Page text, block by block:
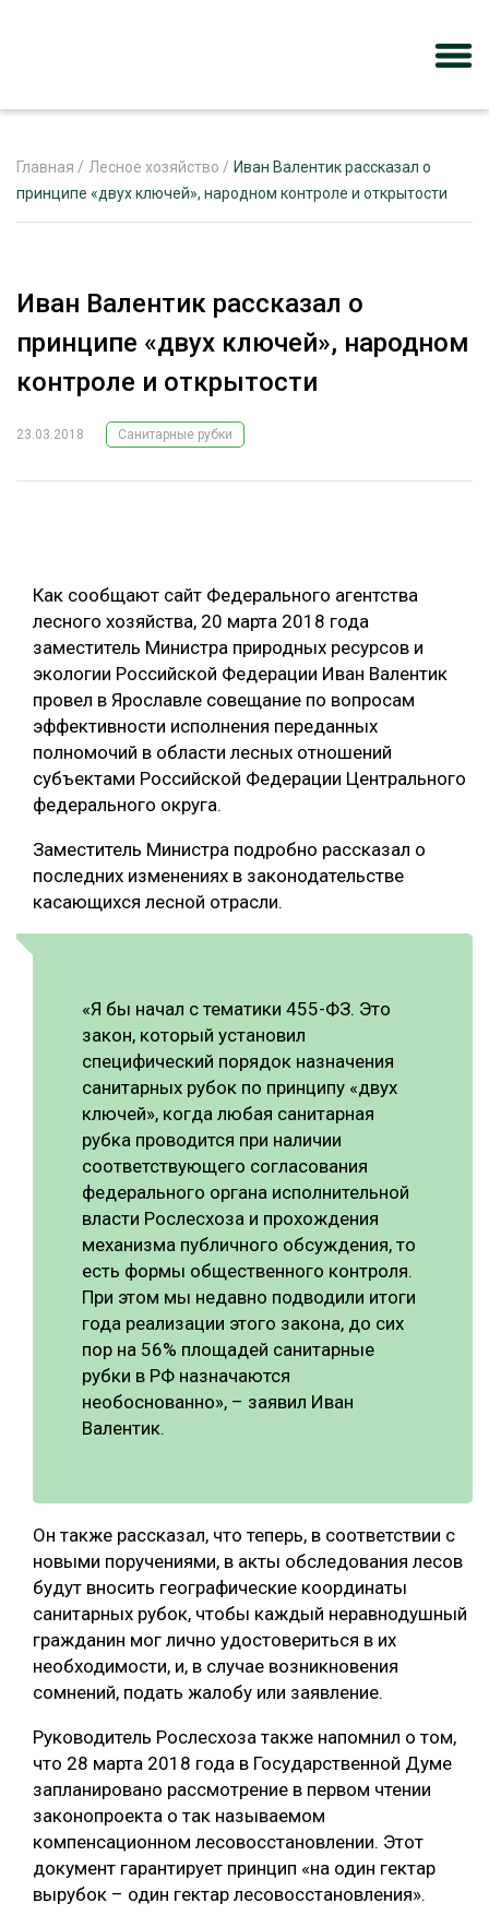
РЕКЛАМОДАТЕЛЯМ
ЛЕСНОЕ ХОЗЯЙСТВО
ЛЕСОЗАГОТОВКА
БИОЭНЕРГЕТИКА
ЛЕСОВОССТАНОВЛЕНИЕ И ЗАЩИТА
ЛОГИСТИКА
ПРОИЗВОДСТВО ДРЕВЕСНЫХ ПЛИТ
ЦБП
КОМПЛЕКСНАЯ ПЕРЕРАБОТКА
ЛЕСОПИЛЕНИЕ
ДЕРЕВЯННОЕ ДОМОСТРОЕНИЕ
БЕЗОПАСНОЕ ПРОИЗВОДСТВО
СУШКА ДРЕВЕСИНЫ
МЕБЕЛЬНОЕ ПРОИЗВОДСТВО
ТЕМАТИЧЕСКИЕ ПРОЕКТЫ
ПОДБОРКИ СТАТЕЙ
ЭКСПЕРТНОЕ МНЕНИЕ
Главная / Лесное хозяйство / Иван Валентик рассказал о
принципе «двух ключей», народном контроле и открытости
Иван Валентик рассказал о
принципе «двух ключей», народном
контроле и открытости
23.03.2018 Санитарные рубки
Как сообщают сайт Федерального агентства
лесного хозяйства, 20 марта 2018 года
заместитель Министра природных ресурсов и
экологии Российской Федерации Иван Валентик
провел в Ярославле совещание по вопросам
эффективности исполнения переданных
полномочий в области лесных отношений
субъектами Российской Федерации Центрального
федерального округа.
Заместитель Министра подробно рассказал о
последних изменениях в законодательстве
касающихся лесной отрасли.
«Я бы начал с тематики 455-ФЗ. Это
закон, который установил
специфический порядок назначения
санитарных рубок по принципу «двух
ключей», когда любая санитарная
рубка проводится при наличии
соответствующего согласования
федерального органа исполнительной
власти Рослесхоза и прохождения
механизма публичного обсуждения, то
есть формы общественного контроля.
При этом мы недавно подводили итоги
года реализации этого закона, до сих
пор на 56% площадей санитарные
рубки в РФ назначаются
необоснованно», – заявил Иван
Валентик.
Он также рассказал, что теперь, в соответствии с
новыми поручениями, в акты обследования лесов
будут вносить географические координаты
санитарных рубок, чтобы каждый неравнодушный
гражданин мог лично удостовериться в их
необходимости, и, в случае возникновения
сомнений, подать жалобу или заявление.
Руководитель Рослесхоза также напомнил о том,
что 28 марта 2018 года в Государственной Думе
запланировано рассмотрение в первом чтении
законопроекта о так называемом
компенсационном лесовосстановлении. Этот
документ гарантирует принцип «на один гектар
вырубок – один гектар лесовосстановления».